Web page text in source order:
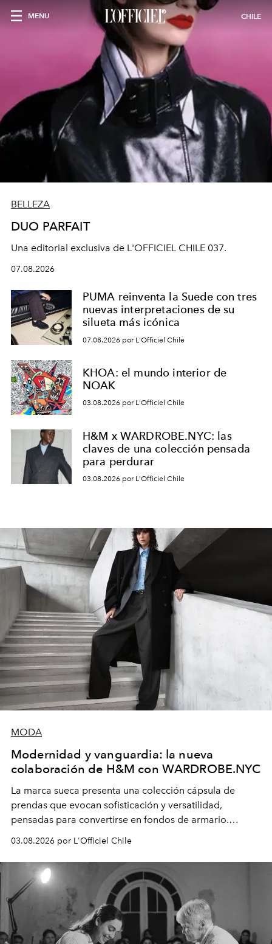
MENU CHILE
BELLEZA
DUO PARFAIT
Una editorial exclusiva de L'OFFICIEL CHILE 037.
07.08.2026
PUMA reinventa la Suede con tres
nuevas interpretaciones de su
silueta más icónica
07.08.2026 por L'Officiel Chile
KHOA: el mundo interior de
NOAK
03.08.2026 por L'Officiel Chile
H&M x WARDROBE.NYC: las
claves de una colección pensada
para perdurar
03.08.2026 por L'Officiel Chile
MODA
Modernidad y vanguardia: la nueva
colaboración de H&M con WARDROBE.NYC
La marca sueca presenta una colección cápsula de
prendas que evocan sofisticación y versatilidad,
pensadas para convertirse en fondos de armario.
Disponible en Chile desde el 6 de agosto.
03.08.2026 por L'Officiel Chile